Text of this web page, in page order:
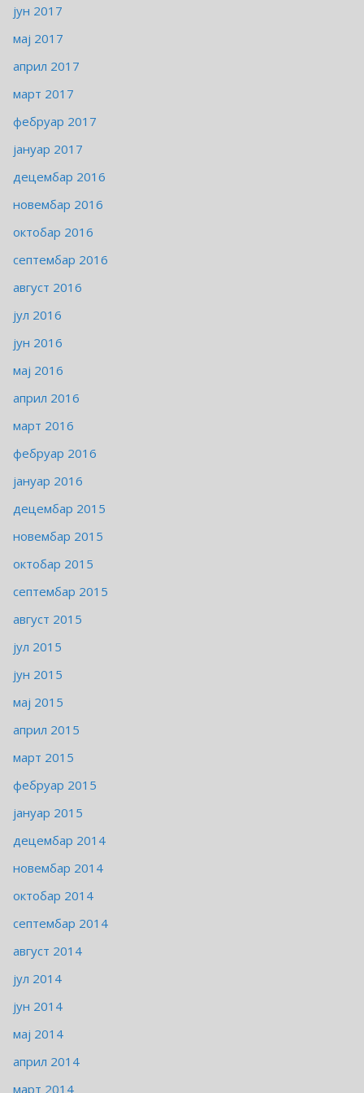
јун 2017
мај 2017
април 2017
март 2017
фебруар 2017
јануар 2017
децембар 2016
новембар 2016
октобар 2016
септембар 2016
август 2016
јул 2016
јун 2016
мај 2016
април 2016
март 2016
фебруар 2016
јануар 2016
децембар 2015
новембар 2015
октобар 2015
септембар 2015
август 2015
јул 2015
јун 2015
мај 2015
април 2015
март 2015
фебруар 2015
јануар 2015
децембар 2014
новембар 2014
октобар 2014
септембар 2014
август 2014
јул 2014
јун 2014
мај 2014
април 2014
март 2014